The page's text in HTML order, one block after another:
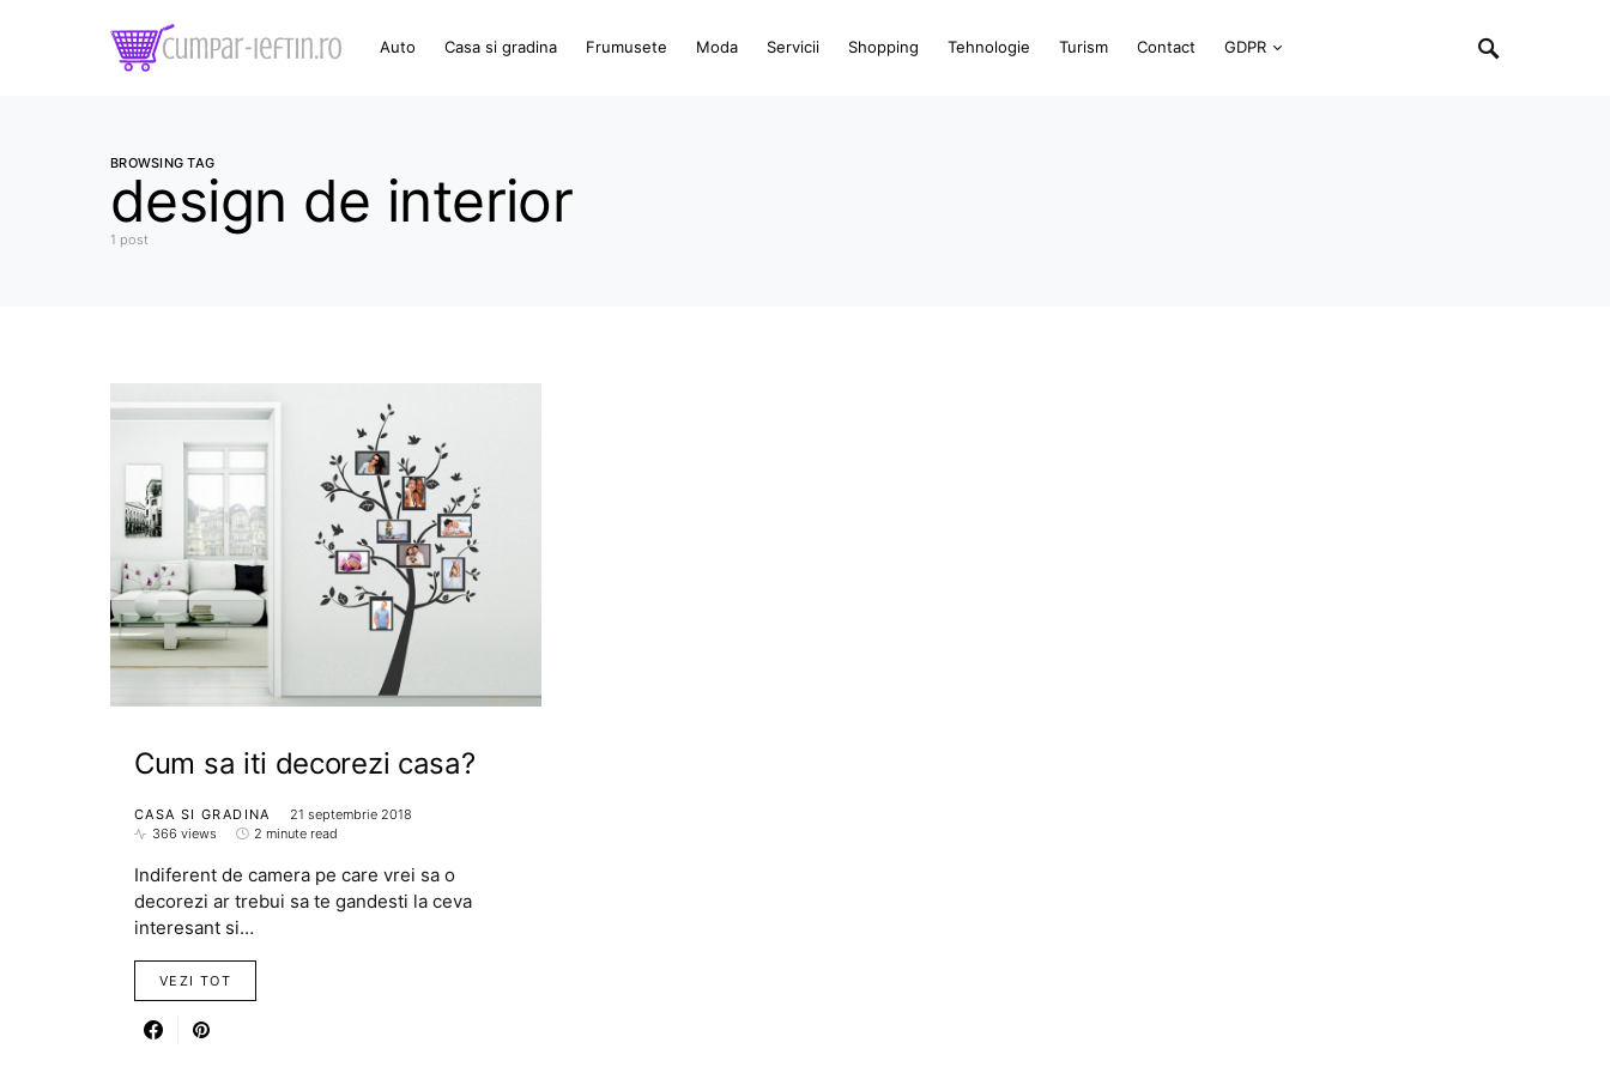
Auto Casa si gradina Frumusete Moda Servicii Shopping Tehnologie Turism Contact GDPR
BROWSING TAG
design de interior
1 post
Cum sa iti decorezi casa?
CASA SI GRADINA
21 septembrie 2018
366 views
2 minute read
Indiferent de camera pe care vrei sa o
decorezi ar trebui sa te gandesti la ceva
interesant si…
VEZI TOT